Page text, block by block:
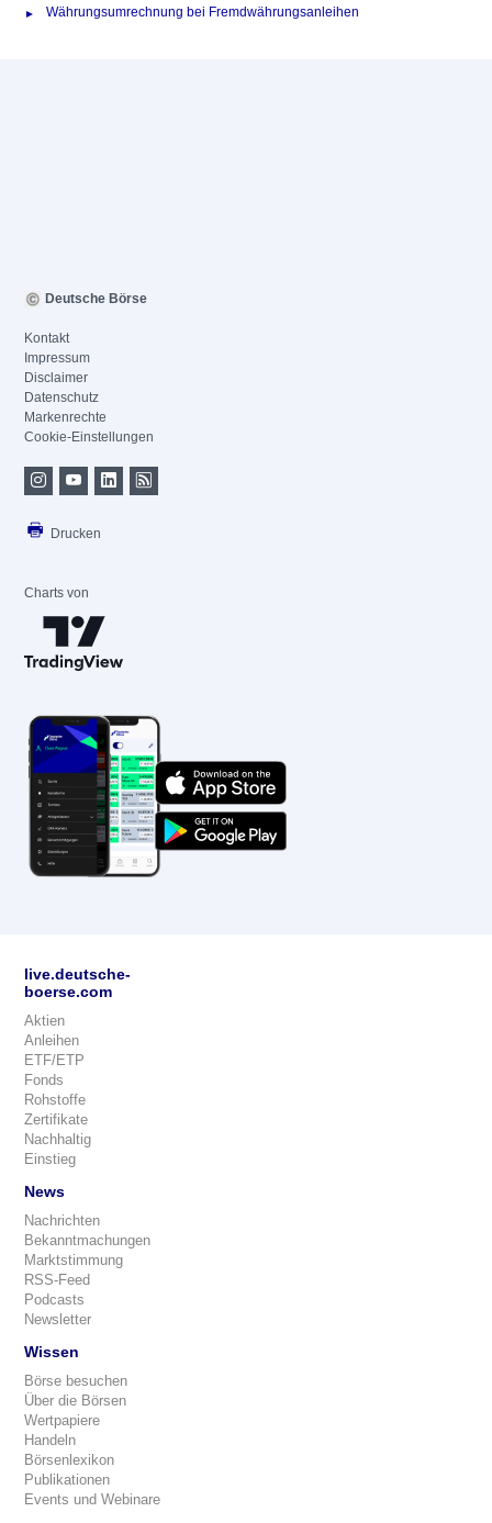
Währungsumrechnung bei Fremdwährungsanleihen
Deutsche Börse
Kontakt
Impressum
Disclaimer
Datenschutz
Markenrechte
Cookie-Einstellungen
Drucken
Charts von
live.deutsche-
boerse.com
Aktien
Anleihen
ETF/ETP
Fonds
Rohstoffe
Zertifikate
Nachhaltig
Einstieg
News
Nachrichten
Bekanntmachungen
Marktstimmung
RSS-Feed
Podcasts
Newsletter
Wissen
Börse besuchen
Über die Börsen
Wertpapiere
Handeln
Börsenlexikon
Publikationen
Events und Webinare